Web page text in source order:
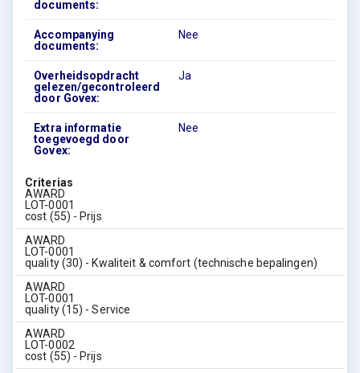
documents:
Accompanying
documents:
Nee
Overheidsopdracht
gelezen/gecontroleerd
door Govex:
Ja
Extra informatie
toegevoegd door
Govex:
Nee
Criterias
AWARD
LOT-0001
cost (55) - Prijs
AWARD
LOT-0001
quality (30) - Kwaliteit & comfort (technische bepalingen)
AWARD
LOT-0001
quality (15) - Service
AWARD
LOT-0002
cost (55) - Prijs